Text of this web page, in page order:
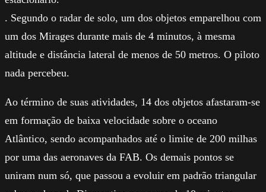
. Segundo o radar de solo, um dos objetos emparelhou com
um dos Mirages durante mais de 4 minutos, à mesma
altitude e distância lateral de menos de 50 metros. O piloto
nada percebeu.
Ao término de suas atividades, 14 dos objetos afastaram-se
em formação de baixa velocidade sobre o oceano
Atlântico, sendo acompanhados até o limite de 200 milhas
por uma das aeronaves da FAB. Os demais pontos se
uniram num só, que passou a evoluir em padrão triangular